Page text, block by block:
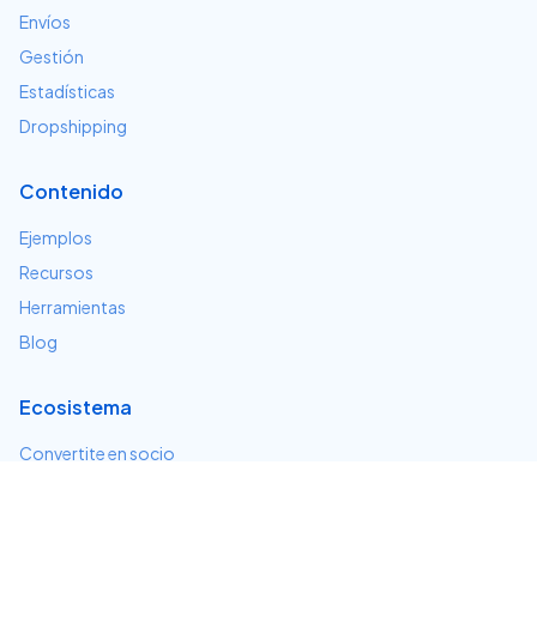
Envíos
Gestión
Estadísticas
Dropshipping
Contenido
Ejemplos
Recursos
Herramientas
Blog
Ecosistema
Convertite en socio